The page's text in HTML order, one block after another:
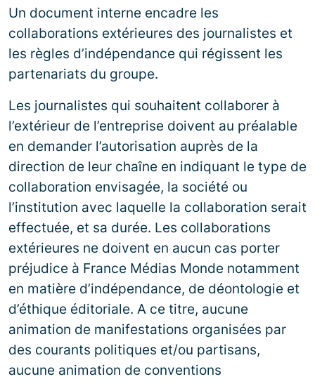
Un document interne encadre les
collaborations extérieures des journalistes et
les règles d’indépendance qui régissent les
partenariats du groupe.
Les journalistes qui souhaitent collaborer à
l’extérieur de l’entreprise doivent au préalable
en demander l’autorisation auprès de la
direction de leur chaîne en indiquant le type de
collaboration envisagée, la société ou
l’institution avec laquelle la collaboration serait
effectuée, et sa durée. Les collaborations
extérieures ne doivent en aucun cas porter
préjudice à France Médias Monde notamment
en matière d’indépendance, de déontologie et
d’éthique éditoriale. A ce titre, aucune
animation de manifestations organisées par
des courants politiques et/ou partisans,
aucune animation de conventions